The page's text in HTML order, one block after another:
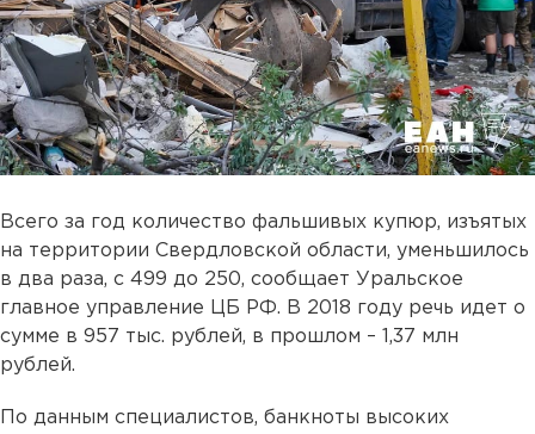
Всего за год количество фальшивых купюр, изъятых
на территории Свердловской области, уменьшилось
в два раза, с 499 до 250, сообщает Уральское
главное управление ЦБ РФ. В 2018 году речь идет о
сумме в 957 тыс. рублей, в прошлом – 1,37 млн
рублей.
По данным специалистов, банкноты высоких